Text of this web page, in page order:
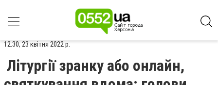
12:30, 23 квітня 2022 р.
Літургії зранку або онлайн,